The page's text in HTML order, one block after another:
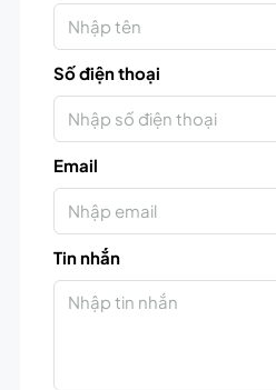
Số điện thoại
Email
Tin nhắn